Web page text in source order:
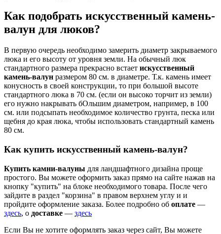
Как подобрать искусственный камень-
валун для люков?
В первую очередь необходимо замерить диаметр закрываемого
люка и его высоту от уровня земли. На обычный люк
стандартного размера прекрасно встает искусственный
камень-валун размером 80 см. в диаметре. Т.к. камень имеет
конусность в своей конструкции, то при большой высоте
стандартного люка в 70 см. (если он высоко торчит из земли)
его нужно накрывать бОльшим диаметром, например, в 100
см. или подсыпать необходимое количество грунта, песка или
щебня до края люка, чтобы использовать стандартный камень
80 см.
Как купить искусственный камень-валун?
Купить камни-валуны для ландшафтного дизайна проще
простого. Вы можете оформить заказ прямо на сайте нажав на
кнопку "купить" на блоке необходимого товара. После чего
зайдите в раздел "корзина" в правом верхнем углу и и
пройдите оформление заказа. Более подробно об оплате —
здесь, о доставке — здесь
Если Вы не хотите оформлять заказ через сайт, Вы можете